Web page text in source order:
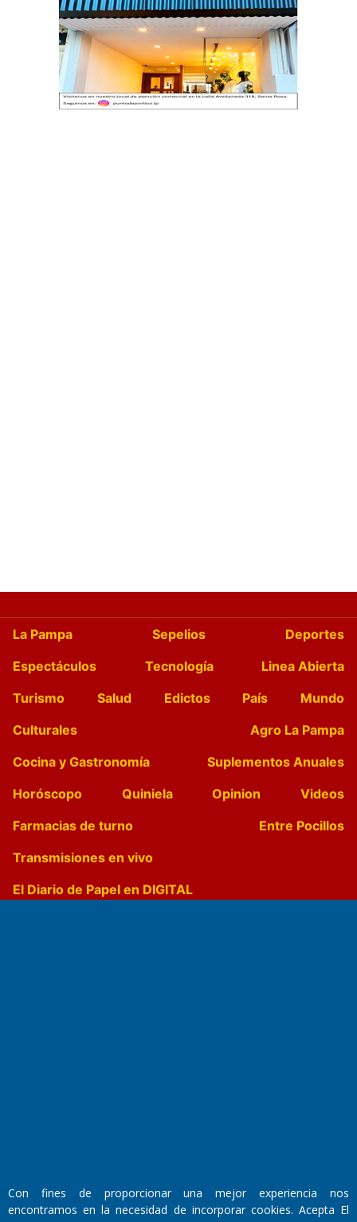
La Pampa Sepelios
Deportes
Espectáculos
Tecnología
Linea Abierta
Turismo
Salud Edictos País
Mundo
Culturales
Agro La Pampa
Cocina y Gastronomía
Suplementos Anuales
Horóscopo
Quiniela Opinion
Videos
Farmacias de turno
Entre Pocillos
Transmisiones en vivo
El Diario de Papel en DIGITAL
Director Periodístico:
Walter René Goñi
Con fines de proporcionar una mejor experiencia nos
encontramos en la necesidad de incorporar cookies. Acepta El